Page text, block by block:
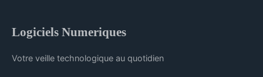
Logiciels Numeriques
Votre veille technologique au quotidien